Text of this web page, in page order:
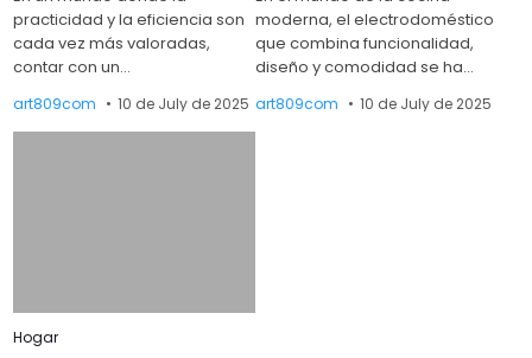
practicidad y la eficiencia son
cada vez más valoradas,
contar con un…
art809com 10 de July de 2025
moderna, el electrodoméstico
que combina funcionalidad,
diseño y comodidad se ha…
art809com 10 de July de 2025
Posted
Hogar